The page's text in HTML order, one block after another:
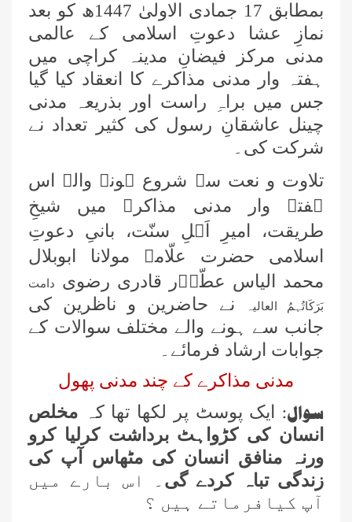
بمطابق 17 جمادی الاولیٰ 1447ھ کو بعد
نمازِ عشا دعوتِ اسلامی کے عالمی
مدنی مرکز فیضانِ مدینہ کراچی میں
ہفتہ وار مدنی مذاکرے کا انعقاد کیا گیا
جس میں براہِ راست اور بذریعہ مدنی
چینل عاشقانِ رسول کی کثیر تعداد نے
شرکت کی۔
تلاوت و نعت سے شروع ہونے والے اس
ہفتہ وار مدنی مذاکرے میں شیخِ
طریقت، امیرِ اَہلِ سنّت، بانیِ دعوتِ
اسلامی حضرت علّامہ مولانا ابوبلال
محمد الیاس عطّاؔر قادری رضوی
دامت
بَرَکَاتُہمُ العالیہ
نے حاضرین و ناظرین کی
جانب سے ہونے والے مختلف سوالات کے
جوابات ارشاد فرمائے۔
مدنی مذاکرے کے چند مدنی پھول
سوال: ایک پوسٹ پر لکھا تھا کہمخلص
انسان کی کڑواہٹ برداشت کرلیا کرو
ورنہ منافق انسان کی مٹھاس آپ کی
زندگی تباہ کردے گی ۔ اس بارے میں
آپ کیافرماتے ہیں ؟